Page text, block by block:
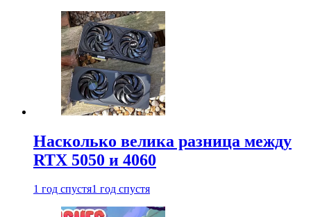
Насколько велика разница между
RTX 5050 и 4060
1 год спустя1 год спустя